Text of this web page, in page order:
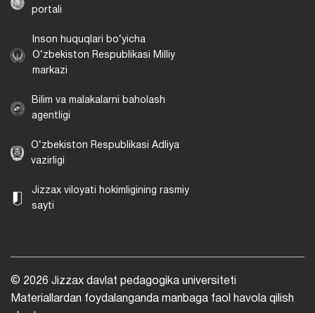
portali
Inson huquqlari bo‘yicha
O‘zbekiston Respublikasi Milliy
markazi
Bilim va malakalarni baholash
agentligi
O‘zbekiston Respublikasi Adliya
vazirligi
Jizzax viloyati hokimligining rasmiy
sayti
© 2026 Jizzax davlat pedagogika universiteti
Materiallardan foydalanganda manbaga faol havola qilish